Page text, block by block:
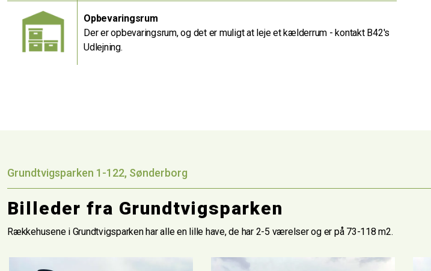
Opbevaringsrum
Der er opbevaringsrum, og det er muligt at leje et kælderrum - kontakt B42's
Udlejning.
Grundtvigsparken 1-122, Sønderborg
Billeder fra Grundtvigsparken
Rækkehusene i Grundtvigsparken har alle en lille have, de har 2-5 værelser og er på 73-118 m2.